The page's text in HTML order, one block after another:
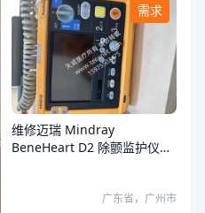
需求
维修迈瑞 Mindray
BeneHeart D2 除颤监护仪故
广东省，广州市